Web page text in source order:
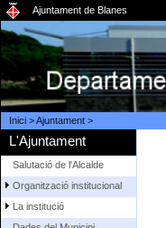
Ajuntament de Blanes
Inici>Ajuntament>
L'Ajuntament
Salutació de l'Alcalde
Organització institucional
La institució